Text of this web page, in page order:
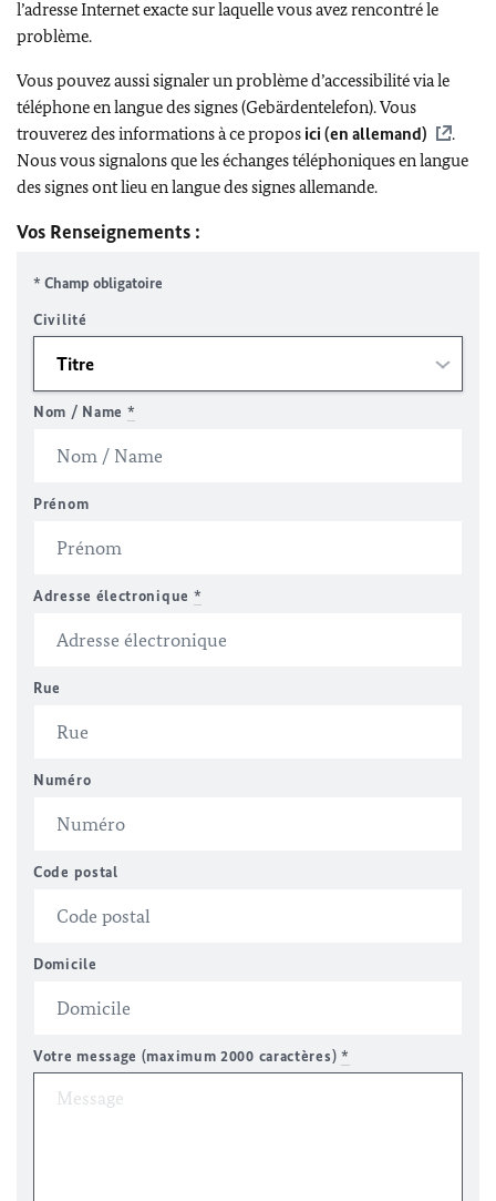
l’adresse Internet exacte sur laquelle vous avez rencontré le
problème.
Vous pouvez aussi signaler un problème d’accessibilité via le
téléphone en langue des signes (Gebärdentelefon). Vous
trouverez des informations à ce propos ici (en allemand)
.
Nous vous signalons que les échanges téléphoniques en langue
des signes ont lieu en langue des signes allemande.
Vos Renseignements :
* Champ obligatoire
Civilité
Nom / Name *
Prénom
Adresse électronique *
Rue
Numéro
Code postal
Domicile
Votre message (maximum 2000 caractères) *